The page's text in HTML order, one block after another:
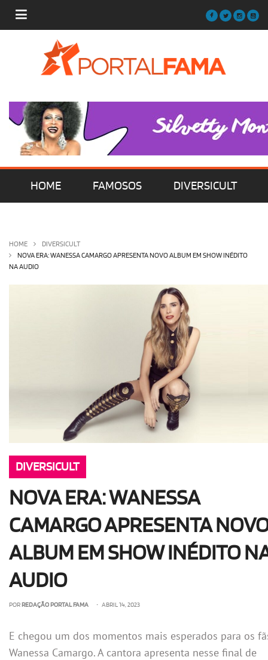
HOME FAMOSOS DIVERSICULT
OLHA ISSO! EU QUERO!
HOME
DIVERSICULT
NOVA ERA: WANESSA CAMARGO APRESENTA NOVO ALBUM EM SHOW INÉDITO
NA AUDIO
DIVERSICULT
NOVA ERA: WANESSA
CAMARGO APRESENTA
ALBUM EM SHOW INÉDITO
AUDIO
POR REDAÇÃO PORTAL FAMA • ABRIL 14, 2023
E chegou um dos momentos mais esperados para os
Wanessa Camargo. A cantora apresenta nesse final de